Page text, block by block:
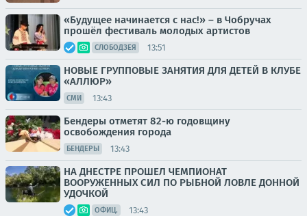
«Будущее начинается с нас!» – в Чобручах
прошёл фестиваль молодых артистов
СЛОБОДЗЕЯ 13:51
НОВЫЕ ГРУППОВЫЕ ЗАНЯТИЯ ДЛЯ ДЕТЕЙ В КЛУБЕ
«АЛЛЮР»
СМИ 13:43
Бендеры отметят 82-ю годовщину
освобождения города
БЕНДЕРЫ 13:43
НА ДНЕСТРЕ ПРОШЕЛ ЧЕМПИОНАТ
ВООРУЖЕННЫХ СИЛ ПО РЫБНОЙ ЛОВЛЕ ДОННОЙ
УДОЧКОЙ
ОФИЦ. 13:43